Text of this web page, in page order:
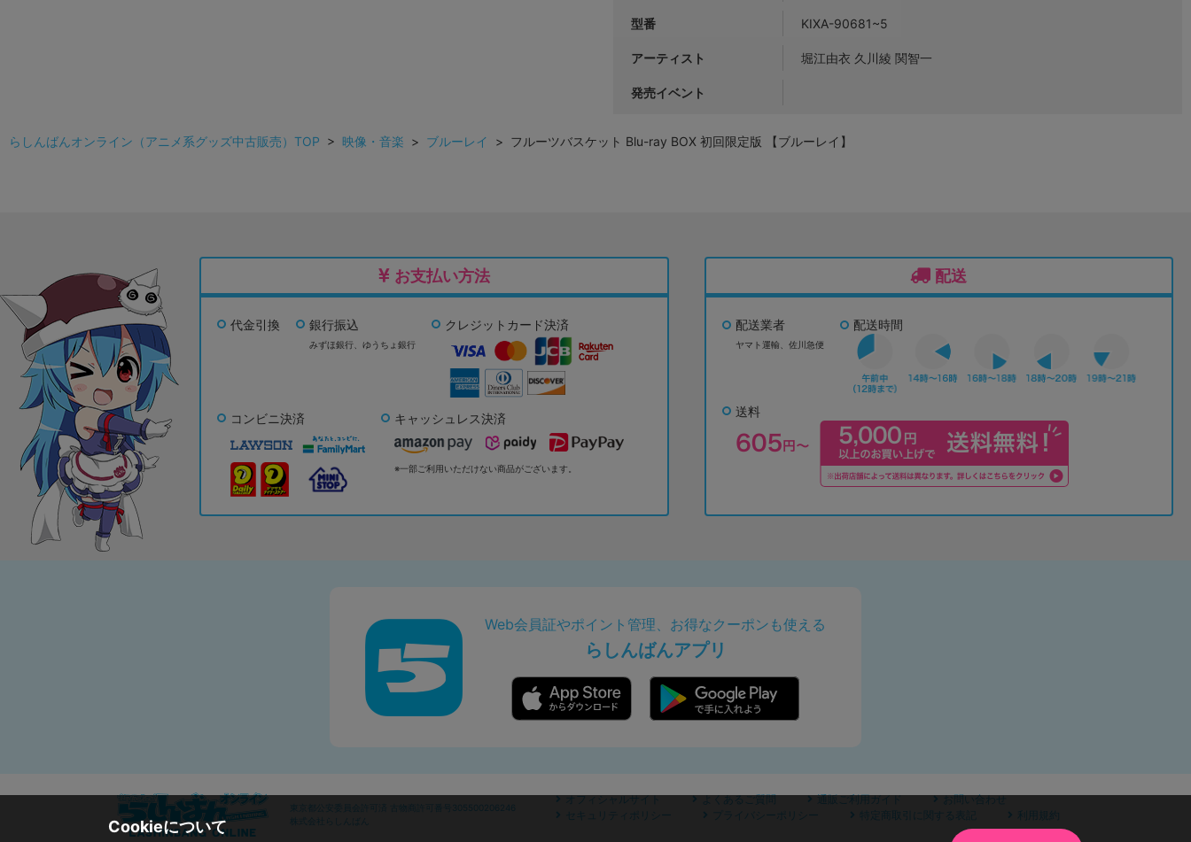
型番 KIXA-90681~5
アーティスト 堀江由衣 久川綾 関智一
発売イベント
らしんばんオンライン（アニメ系グッズ中古販売）TOP > 映像・音楽 > ブルーレイ > フルーツバスケット Blu-ray BOX 初回限定版 【ブルーレイ】
お支払い方法
代金引換 銀行振込
みずほ銀行、 ゆうちょ銀行
クレジットカード決済
コンビニ決済 キャッシュレス決済
※一部ご利用いただけない商品がございます。
配送
配送業者
ヤマト運輸、佐川急便
配送時間
送料
Web会員証やポイント管理、お得なクーポンも使える
らしんばんアプリ
東京都公安委員会許可済 古物商許可番号305500206246
株式会社らしんばん
オフィシャルサイト よくあるご質問 通販ご利用ガイド
お問い合わせ
セキュリティポリシー
プライバシーポリシー 特定商取引に関する表記 利用規約
Cookieについて